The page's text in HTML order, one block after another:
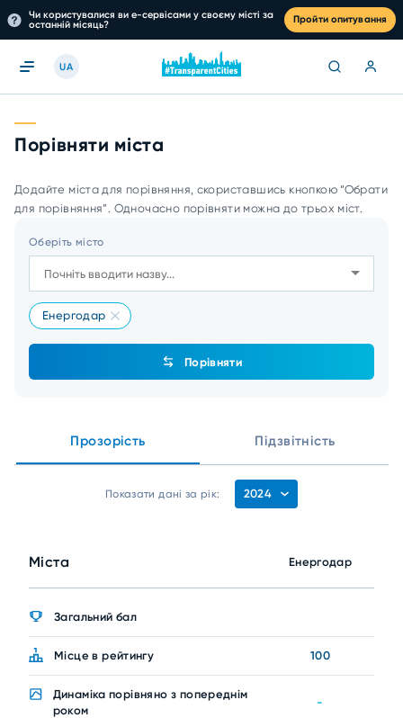
Чи користувалися ви е-сервісами у своєму місті за
останній місяць?
Пройти опитування
UA
Порівняти міста
Додайте міста для порівняння, скориставшись кнопкою “Обрати
для порівняння”. Одночасно порівняти можна до трьох міст.
Оберіть місто
Енергодар
Порівняти
Прозорість Підзвітність
Показати дані за рік: 2024
Міста Енергодар
Загальний бал
Місце в рейтингу 100
Динаміка порівняно з попереднім
роком
-